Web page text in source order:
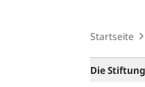
Startseite
Die Stiftung